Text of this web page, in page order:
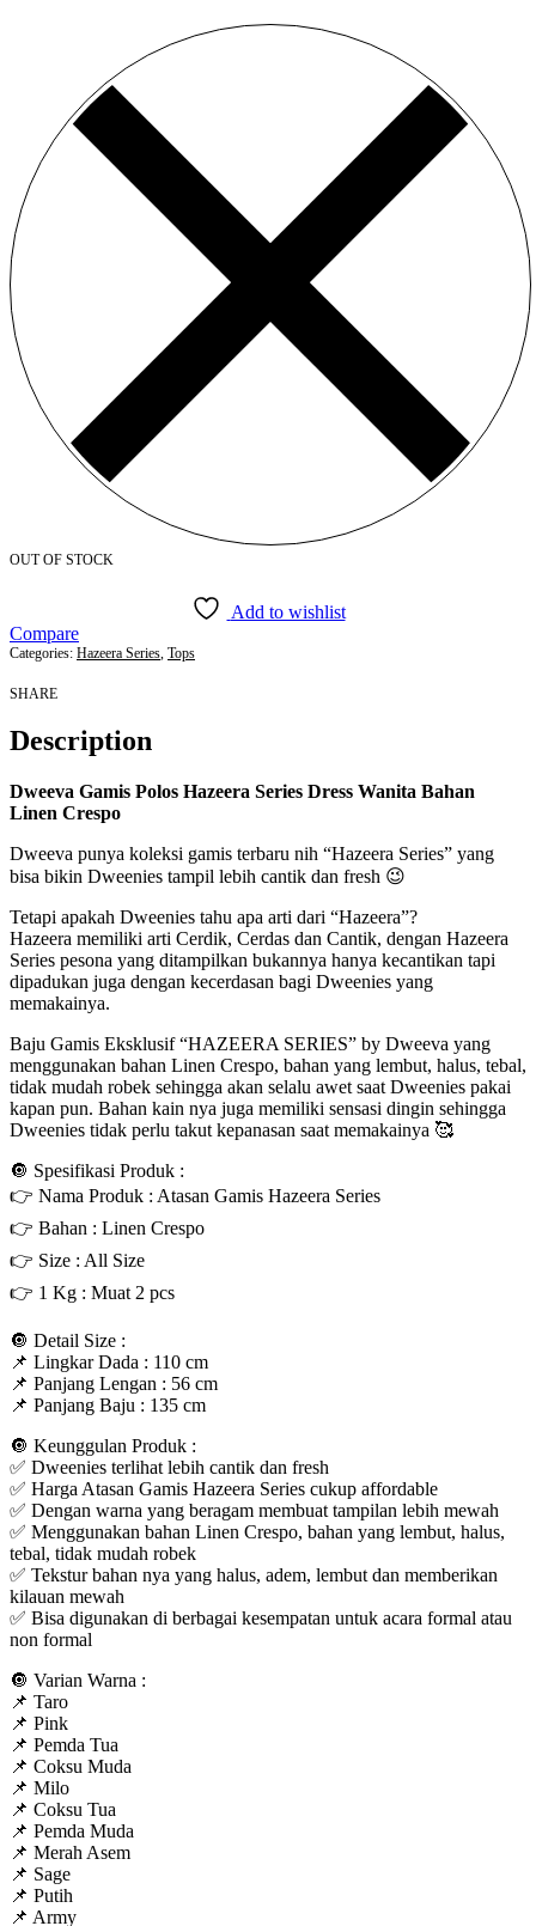
OUT OF STOCK
Add to wishlist
Compare
Categories: Hazeera Series Tops
SHARE
Description
Dweeva Gamis Polos Hazeera Series Dress Wanita Bahan
Linen Crespo
Dweeva punya koleksi gamis terbaru nih “Hazeera Series” yang
bisa bikin Dweenies tampil lebih cantik dan fresh 😉
Tetapi apakah Dweenies tahu apa arti dari “Hazeera”?
Hazeera memiliki arti Cerdik, Cerdas dan Cantik, dengan Hazeera
Series pesona yang ditampilkan bukannya hanya kecantikan tapi
dipadukan juga dengan kecerdasan bagi Dweenies yang
memakainya.
Baju Gamis Eksklusif “HAZEERA SERIES” by Dweeva yang
menggunakan bahan Linen Crespo, bahan yang lembut, halus, tebal,
tidak mudah robek sehingga akan selalu awet saat Dweenies pakai
kapan pun. Bahan kain nya juga memiliki sensasi dingin sehingga
Dweenies tidak perlu takut kepanasan saat memakainya 🥰
🔘 Spesifikasi Produk :
👉 Nama Produk : Atasan Gamis Hazeera Series
👉 Bahan : Linen Crespo
👉 Size : All Size
👉 1 Kg : Muat 2 pcs
🔘 Detail Size :
📌 Lingkar Dada : 110 cm
📌 Panjang Lengan : 56 cm
📌 Panjang Baju : 135 cm
🔘 Keunggulan Produk :
✅ Dweenies terlihat lebih cantik dan fresh
✅ Harga Atasan Gamis Hazeera Series cukup affordable
✅ Dengan warna yang beragam membuat tampilan lebih mewah
✅ Menggunakan bahan Linen Crespo, bahan yang lembut, halus,
tebal, tidak mudah robek
✅ Tekstur bahan nya yang halus, adem, lembut dan memberikan
kilauan mewah
✅ Bisa digunakan di berbagai kesempatan untuk acara formal atau
non formal
🔘 Varian Warna :
📌 Taro
📌 Pink
📌 Pemda Tua
📌 Coksu Muda
📌 Milo
📌 Coksu Tua
📌 Pemda Muda
📌 Merah Asem
📌 Sage
📌 Putih
📌 Army